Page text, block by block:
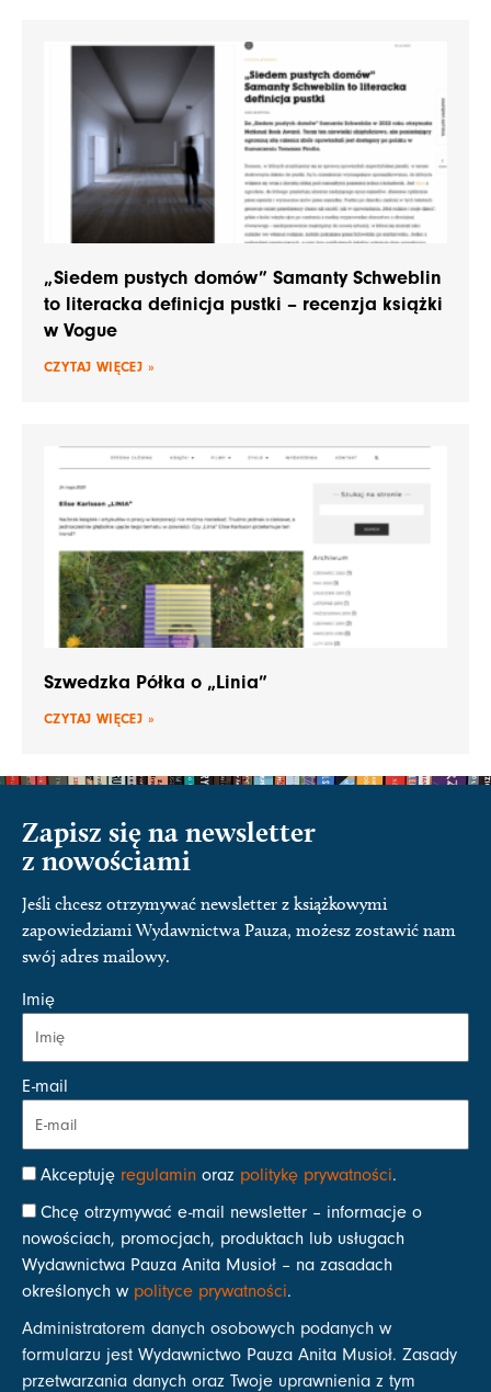
„Siedem pustych domów” Samanty Schweblin
to literacka definicja pustki – recenzja książki
w Vogue
CZYTAJ WIĘCEJ »
Szwedzka Półka o „Linia”
CZYTAJ WIĘCEJ »
Zapisz się na newsletter
z nowościami
Jeśli chcesz otrzymywać newsletter z książkowymi
zapowiedziami Wydawnictwa Pauza, możesz zostawić nam
swój adres mailowy.
Imię
E-mail
Akceptuję regulamin oraz politykę prywatności.
Chcę otrzymywać e-mail newsletter – informacje o
nowościach, promocjach, produktach lub usługach
Wydawnictwa Pauza Anita Musioł – na zasadach
określonych w polityce prywatności.
Administratorem danych osobowych podanych w
formularzu jest Wydawnictwo Pauza Anita Musioł. Zasady
przetwarzania danych oraz Twoje uprawnienia z tym